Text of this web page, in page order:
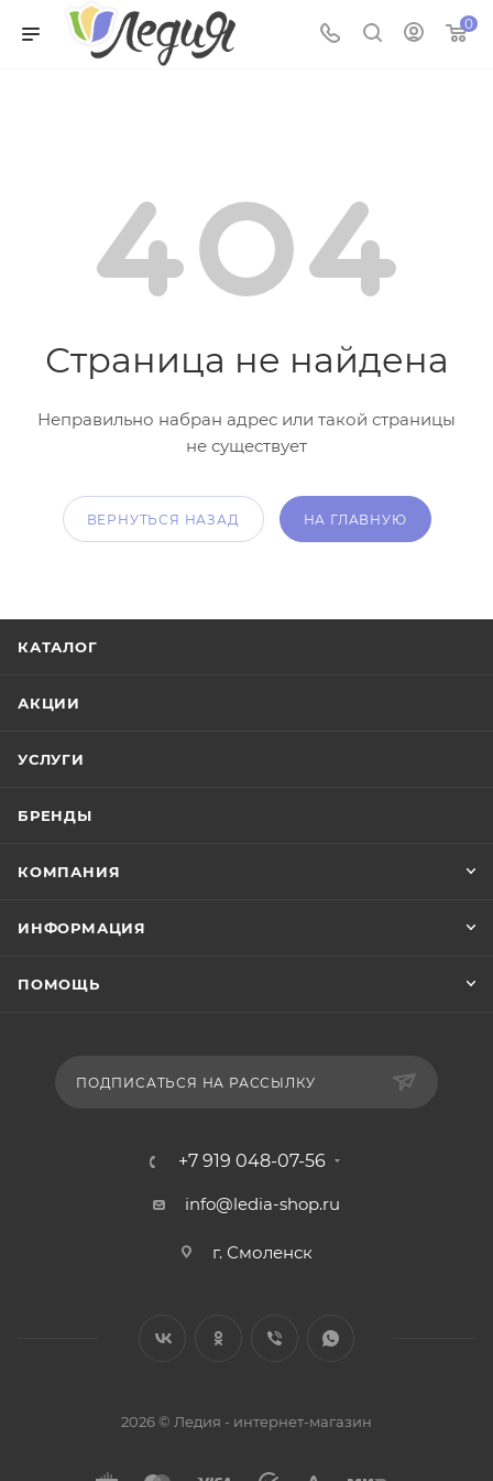
0
Страница не найдена
Неправильно набран адрес или такой страницы
не существует
ВЕРНУТЬСЯ НАЗАД НА ГЛАВНУЮ
КАТАЛОГ
АКЦИИ
УСЛУГИ
БРЕНДЫ
КОМПАНИЯ
ИНФОРМАЦИЯ
ПОМОЩЬ
ПОДПИСАТЬСЯ НА РАССЫЛКУ
+7 919 048-07-56
info@ledia-shop.ru
г. Смоленск
2026 © Ледия - интернет-магазин